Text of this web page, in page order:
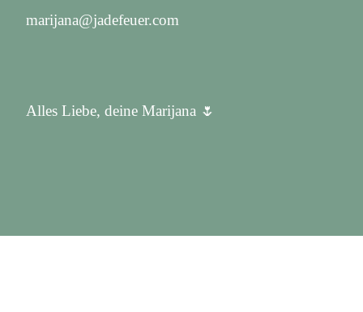
marijana@jadefeuer.com
Alles Liebe, deine Marijana 🌷